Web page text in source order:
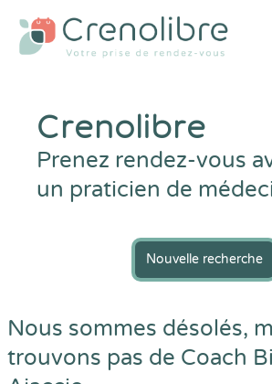
Crenolibre
Prenez rendez-vous
un praticien de
Nouvelle recherche
Nous sommes désolés,
trouvons pas de Coach